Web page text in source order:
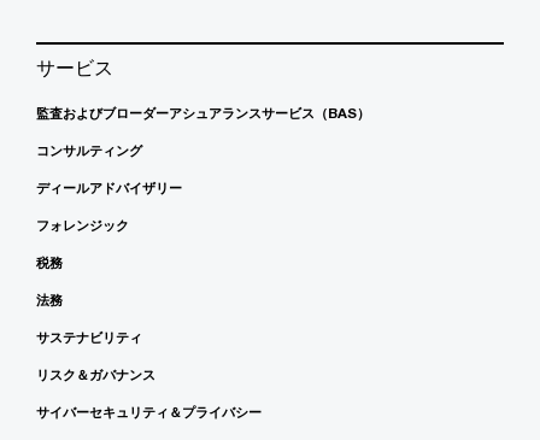
サービス
監査およびブローダーアシュアランスサービス（BAS）
コンサルティング
ディールアドバイザリー
フォレンジック
税務
法務
サステナビリティ
リスク＆ガバナンス
サイバーセキュリティ＆プライバシー